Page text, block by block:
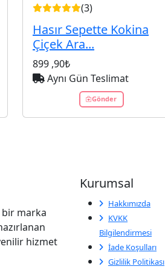
(3)
Hasır Sepette Kokina
Çiçek Ara...
899 ,90₺
Aynı Gün Teslimat
Gönder
bir marka
hizmet
Kurumsal
Hakkımızda
KVKK
Bilgilendirmesi
İade Koşulları
Gizlilik Politikası